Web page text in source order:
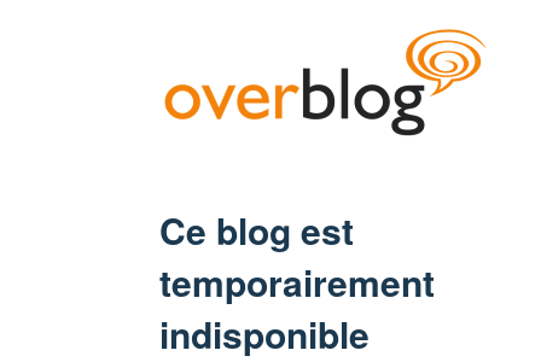
Ce blog est
temporairement
indisponible